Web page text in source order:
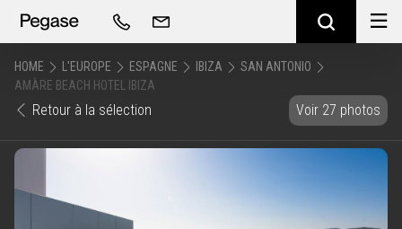
HOME L'EUROPE ESPAGNE IBIZA
SAN ANTONIO
AMÀRE BEACH HOTEL IBIZA
Retour à la sélection Voir 27 photos